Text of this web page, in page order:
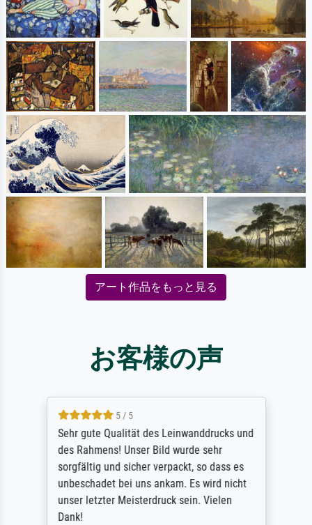
アート作品をもっと見る
お客様の声
5 / 5
Sehr gute Qualität des Leinwanddrucks und
des Rahmens! Unser Bild wurde sehr
sorgfältig und sicher verpackt, so dass es
unbeschadet bei uns ankam. Es wird nicht
unser letzter Meisterdruck sein. Vielen
Dank!